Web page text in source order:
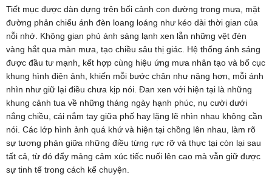
Tiết mục được dàn dựng trên bối cảnh con đường trong mưa, mặt
đường phản chiếu ánh đèn loang loáng như kéo dài thời gian của
nỗi nhớ. Không gian phủ ánh sáng lạnh xen lẫn những vệt đèn
vàng hắt qua màn mưa, tạo chiều sâu thị giác. Hệ thống ánh sáng
được đầu tư mạnh, kết hợp cùng hiệu ứng mưa nhân tạo và bố cục
khung hình điện ảnh, khiến mỗi bước chân như nặng hơn, mỗi ánh
nhìn như giữ lại điều chưa kịp nói. Đan xen với hiện tại là những
khung cảnh tua về những tháng ngày hạnh phúc, nụ cười dưới
nắng chiều, cái nắm tay giữa phố hay lặng lẽ nhìn nhau không cần
nói. Các lớp hình ảnh quá khứ và hiện tại chồng lên nhau, làm rõ
sự tương phản giữa những điều từng rực rỡ và thực tại còn lại sau
tất cả, từ đó đẩy mảng cảm xúc tiếc nuối lên cao mà vẫn giữ được
sự tinh tế trong cách kể chuyện.